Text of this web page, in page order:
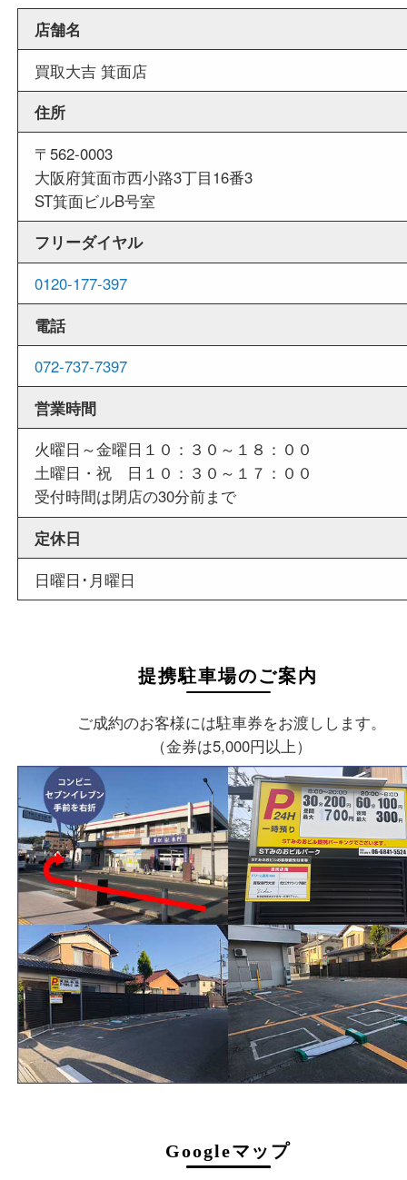
当店は週末も営業しております。平日にはご来店
いお客様にもご利用しやすい買取専門店です。
外出ＯＫ
商品査定中の外出も出来ますので、査定中に用事
せていただくことも可能です。
店舗情報
店舗名
〒562-0003
大阪府箕面市西小路3丁目16番3
ST箕面ビルB号室
フリーダイヤル
0120-177-397
電話
072-737-7397
営業時間
火曜日～金曜日１０：３０～１８：００
土曜日・祝 日１０：３０～１７：００
受付時間は閉店の30分前まで